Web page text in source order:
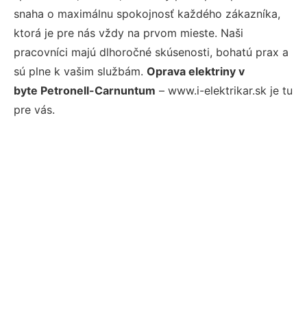
snaha o maximálnu spokojnosť každého zákazníka,
ktorá je pre nás vždy na prvom mieste. Naši
pracovníci majú dlhoročné skúsenosti, bohatú prax a
sú plne k vašim službám. Oprava elektriny v
byte Petronell-Carnuntum – www.i-elektrikar.sk je tu
pre vás.